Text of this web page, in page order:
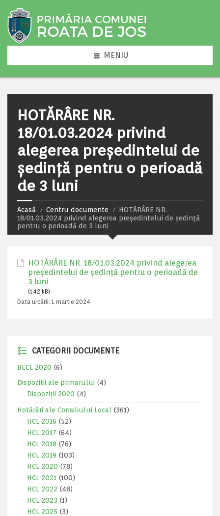
MENIU
HOTĂRÂRE NR.
18/01.03.2024 privind
alegerea preşedintelui de
şedinţă pentru o perioadă
de 3 luni
Acasă Centru documente
HOTĂRÂRE NR.
18/01.03.2024 privind alegerea preşedintelui de şedinţă
pentru o perioadă de 3 luni
HOTĂRÂRE NR. 18/01.03.2024 privind alegerea
preşedintelui de şedinţă pentru o perioadă de
3 luni
(142 kB)
Data urcării: 1 martie 2024
CATEGORII DOCUMENTE
BECL 2020 (6)
Dispozitii ale primarului (4)
Dispoziții 2020 (4)
Hotărâri ale Consiliului Local
(361)
HCL 2016 (52)
HCL 2017 (64)
HCL 2018 (76)
HCL 2019 (103)
HCL 2020 (78)
HCL 2021 (100)
HCL 2022 (48)
HCL 2023 (1)
HCL 2025 (3)